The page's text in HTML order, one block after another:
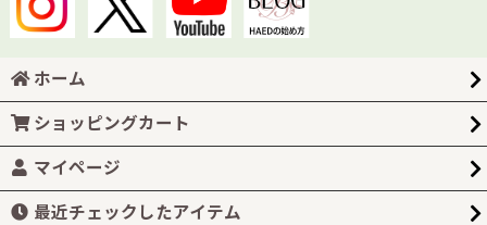
ホーム
ショッピングカート
マイページ
最近チェックしたアイテム